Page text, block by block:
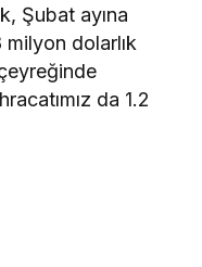
Şubat ayına
milyon dolarlık
da 1.2